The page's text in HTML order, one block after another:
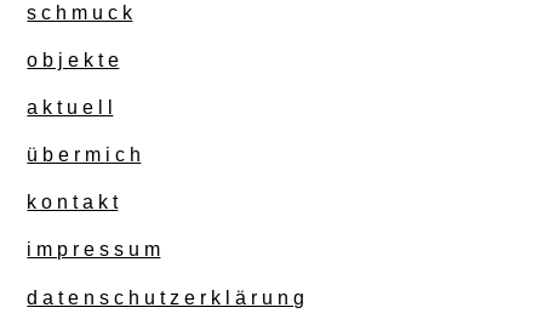
s c h m u c k
o b j e k t e
a k t u e l l
ü b e r m i c h
k o n t a k t
i m p r e s s u m
d a t e n s c h u t z e r k l ä r u n g